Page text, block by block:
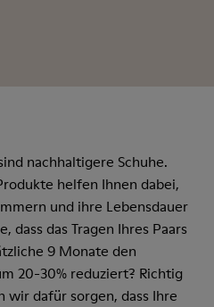
nachhaltigere Schuhe.
helfen Ihnen dabei,
und ihre Lebensdauer
dass das Tragen Ihres Paars
9 Monate den
20-30% reduziert? Richtig
wir dafür sorgen, dass Ihre